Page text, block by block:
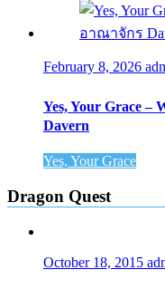
February 8, 2026
Yes, Your Grace
Davern
Yes, Your Grace
Dragon Quest
October 18, 2015